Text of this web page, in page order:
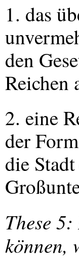
1. das
den
Reichen
2. eine
der
die
These
können,